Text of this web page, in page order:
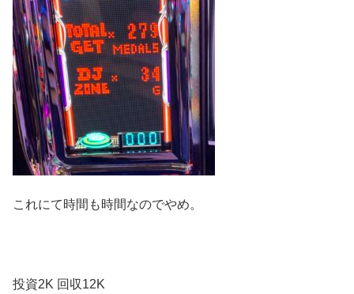
これにて時間も時間なのでやめ。
投資2K 回収12K